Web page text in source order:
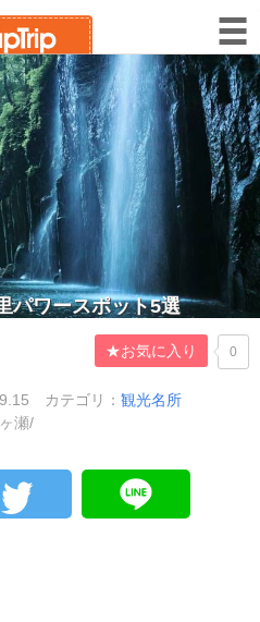
パワースポット5選
★お気に入り 0
カテゴリ： 観光名所
瀬/